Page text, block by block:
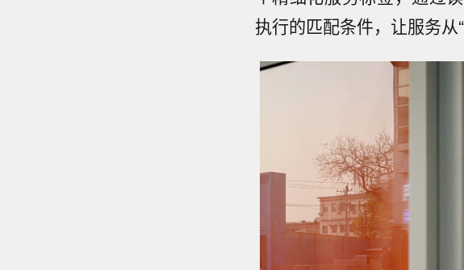
执行的匹配条件，让服务从“